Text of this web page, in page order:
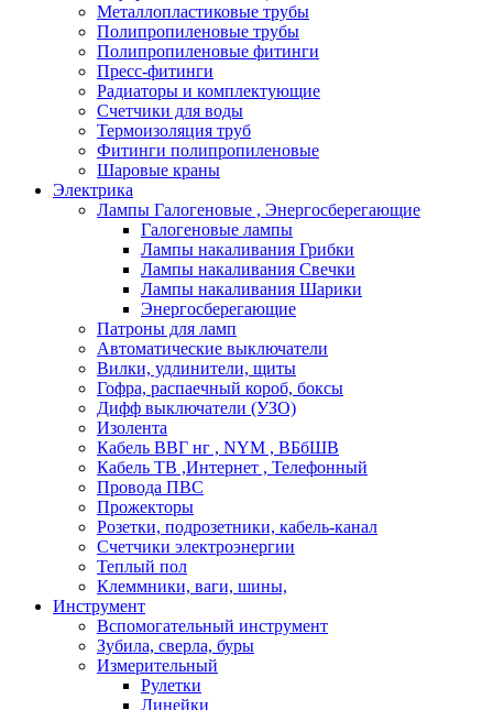
Металлопластиковые трубы
Полипропиленовые трубы
Полипропиленовые фитинги
Пресс-фитинги
Радиаторы и комплектующие
Счетчики для воды
Термоизоляция труб
Фитинги полипропиленовые
Шаровые краны
Электрика
Лампы Галогеновые , Энергосберегающие
Галогеновые лампы
Лампы накаливания Грибки
Лампы накаливания Свечки
Лампы накаливания Шарики
Энергосберегающие
Патроны для ламп
Автоматические выключатели
Вилки, удлинители, щиты
Гофра, распаечный короб, боксы
Дифф выключатели (УЗО)
Изолента
Кабель ВВГ нг , NYM , ВБбШВ
Кабель ТВ ,Интернет , Телефонный
Провода ПВС
Прожекторы
Розетки, подрозетники, кабель-канал
Счетчики электроэнергии
Теплый пол
Клеммники, ваги, шины,
Инструмент
Вспомогательный инструмент
Зубила, сверла, буры
Измерительный
Рулетки
Линейки